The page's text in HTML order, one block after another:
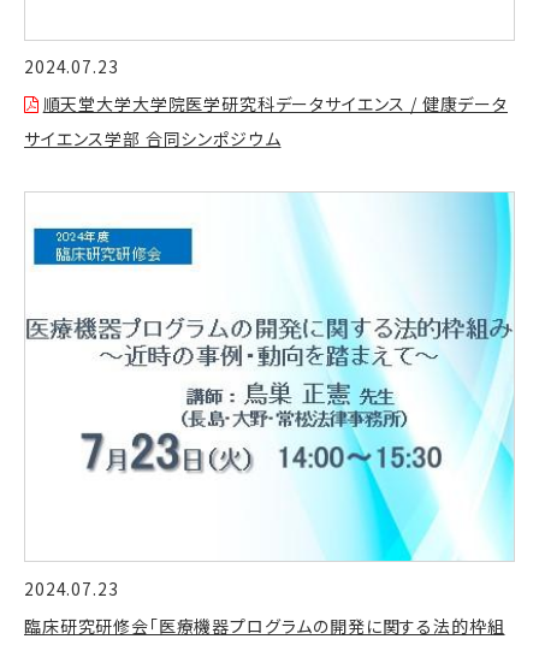
2024.07.23
順天堂大学大学院医学研究科データサイエンス / 健康データ
サイエンス学部 合同シンポジウム
2024.07.23
臨床研究研修会「医療機器プログラムの開発に関する法的枠組